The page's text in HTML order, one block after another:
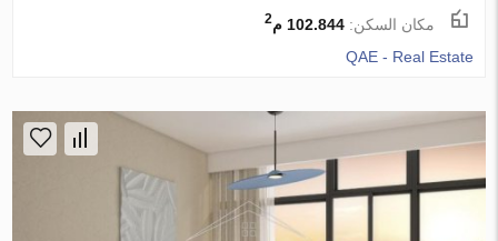
مكان السكن:102.844 م 2
QAE - Real Estate